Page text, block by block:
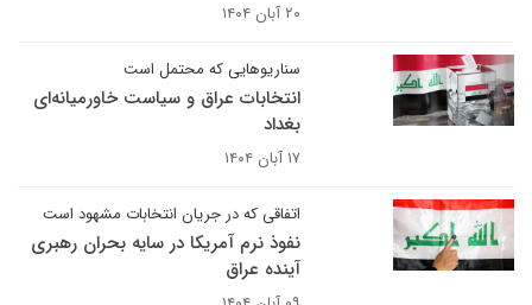
۲۰ آبان ۱۴۰۴
سناریوهایی که محتمل است
انتخابات عراق و سیاست خاورمیانه‌ای
بغداد
۱۷ آبان ۱۴۰۴
اتفاقی که در جریان انتخابات مشهود است
نفوذ نرم آمریکا در سایه بحران رهبری
آینده عراق